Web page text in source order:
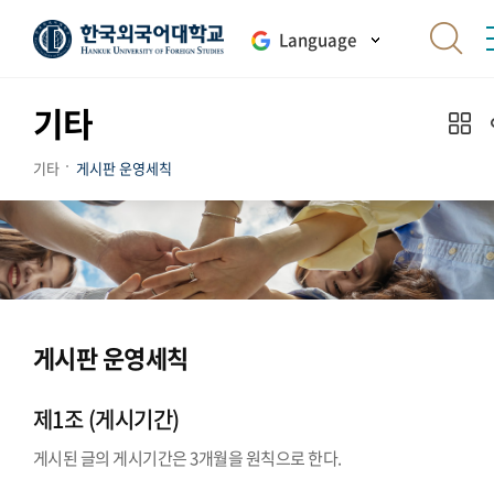
Language
기타
기타 게시판 운영세칙
게시판 운영세칙
제1조 (게시기간)
게시된 글의 게시기간은 3개월을 원칙으로 한다.